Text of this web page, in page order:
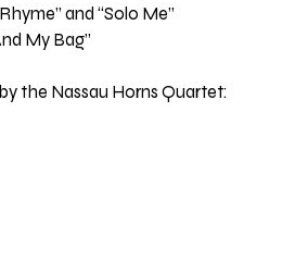
and “Solo Me”
My Bag”
the Nassau Horns Quartet: